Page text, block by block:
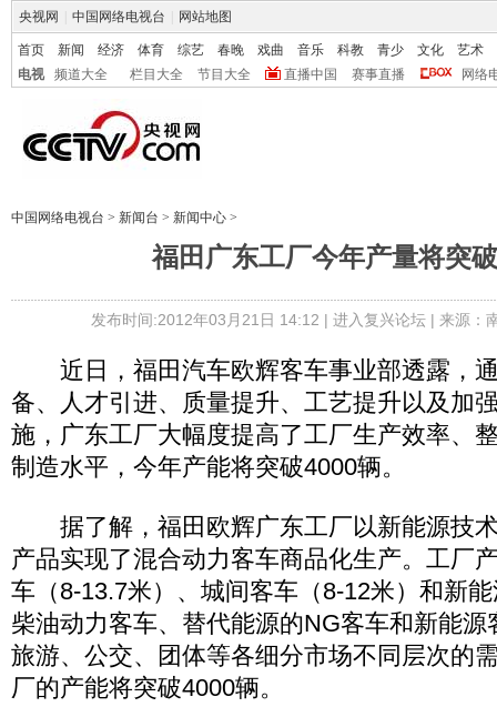
央视网 中国网络电视台 网站地图
首页 新闻 经济 体育 综艺 春晚 戏曲 音乐 科教 青少 文化
艺术
电视
频道大全 栏目大全 节目大全 直播中国 赛事直播 网络
中国网络电视台 > 新闻台 > 新闻中心 >
福田广东工厂今年产量将突
发布时间:2012年03月21日 14:12 | 进入复兴论坛| 来源：
近日，福田汽车欧辉客车事业部透露，
备、人才引进、质量提升、工艺提升以及加
施，广东工厂大幅度提高了工厂生产效率、
制造水平，今年产能将突破4000辆。
据了解，福田欧辉广东工厂以新能源技
产品实现了混合动力客车商品化生产。工厂
车（8-13.7米）、城间客车（8-12米）和新
柴油动力客车、替代能源的NG客车和新能
旅游、公交、团体等各细分市场不同层次的
厂的产能将突破4000辆。